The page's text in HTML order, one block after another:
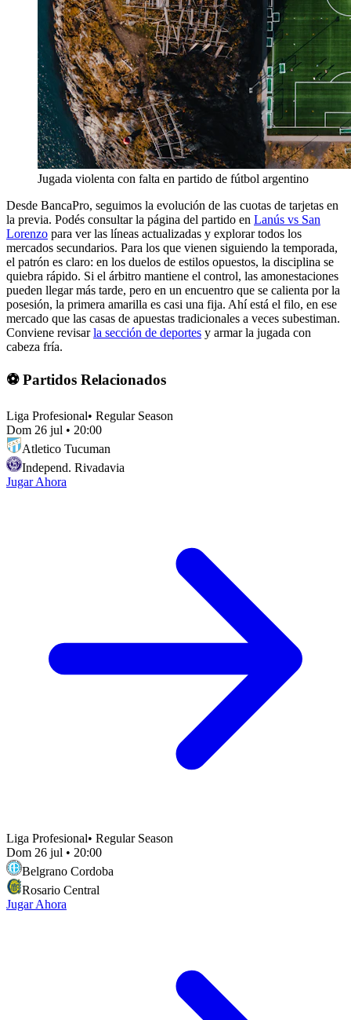
Jugada violenta con falta en partido de fútbol argentino
Desde BancaPro, seguimos la evolución de las cuotas de tarjetas en
la previa. Podés consultar la página del partido en Lanús vs San
Lorenzo para ver las líneas actualizadas y explorar todos los
mercados secundarios. Para los que vienen siguiendo la temporada,
el patrón es claro: en los duelos de estilos opuestos, la disciplina se
quiebra rápido. Si el árbitro mantiene el control, las amonestaciones
pueden llegar más tarde, pero en un encuentro que se calienta por la
posesión, la primera amarilla es casi una fija. Ahí está el filo, en ese
mercado que las casas de apuestas tradicionales a veces subestiman.
Conviene revisarla sección de deportes y armar la jugada con
cabeza fría.
⚽ Partidos Relacionados
Liga Profesional• Regular Season
Dom 26 jul • 20:00
Atletico Tucuman
Independ. Rivadavia
Jugar Ahora
Liga Profesional• Regular Season
Dom 26 jul • 20:00
Belgrano Cordoba
Rosario Central
Jugar Ahora